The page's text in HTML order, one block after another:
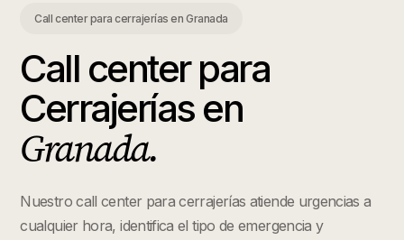
Call center para cerrajerías enGranada
Call center para
Cerrajeríasen
Granada.
Nuestro call center para cerrajerías atiende urgencias a
cualquier hora, identifica el tipo de emergencia y